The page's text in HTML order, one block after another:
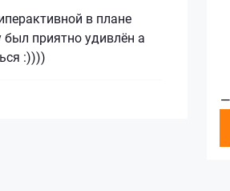
в плане
приятно удивлён а
:))))